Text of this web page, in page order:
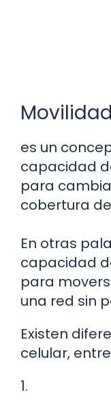
es un
capacidad
para
cobertura
En otras
capacidad
para
una red sin
Existen
celular,
1.